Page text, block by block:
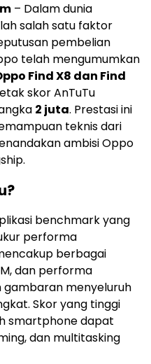
– Dalam dunia
salah satu faktor
pembelian
telah mengumumkan
Find X8 dan Find
skor AnTuTu
2 juta. Prestasi ini
teknis dari
ambisi Oppo
benchmark yang
performa
berbagai
dan performa
menyeluruh
Skor yang tinggi
smartphone dapat
dan multitasking